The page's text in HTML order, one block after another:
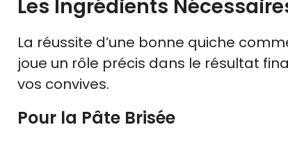
Les Ingrédients
La réussite d’une bonne quiche
joue un rôle précis dans le résultat
vos convives.
Pour la Pâte Brisée